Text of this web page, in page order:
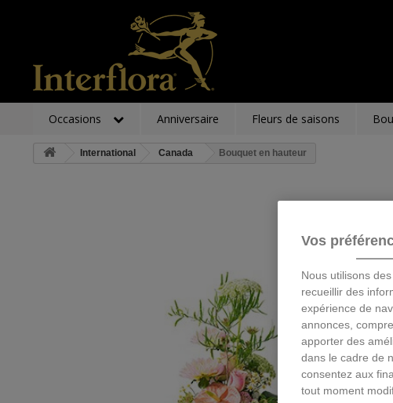
Occasions Anniversaire Fleurs de saisons
International Canada Bouquet en hauteur
Vos
Nous utilisons
recueillir des
expérience de
annonces,
apporter des
dans le cadre de
consentez aux
tout moment